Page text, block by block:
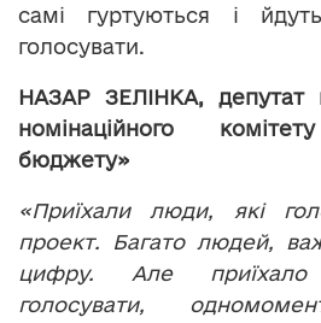
самі гуртуються і
голосувати.
НАЗАР ЗЕЛІНКА, депутат
номінаційного
бюджету»
«Приїхали люди, які
проект. Багато людей,
цифру. Але
голосувати,